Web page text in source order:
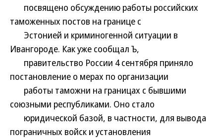
посвящено обсуждению работы российских
таможенных постов на границе с
Эстонией и криминогенной ситуации в
Ивангороде. Как уже сообщал Ъ,
правительство России 4 сентября приняло
постановление о мерах по организации
работы таможни на границах с бывшими
союзными республиками. Оно стало
юридической базой, в частности, для вывода
пограничных войск и установления